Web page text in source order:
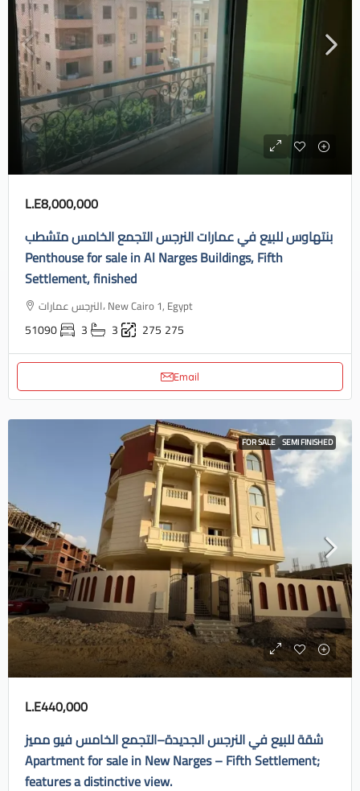
L.E8,000,000
بنتهاوس للبيع في عمارات النرجس التجمع الخامس متشطب
Penthouse for sale in Al Narges Buildings, Fifth
Settlement, finished
النرجس عمارات، New Cairo 1, Egypt
51090 3 3 275 275
Email
FOR SALE SEMI FINISHED
L.E440,000
شقة للبيع في النرجس الجديدة–التجمع الخامس فيو مميز
Apartment for sale in New Narges – Fifth Settlement;
features a distinctive view.